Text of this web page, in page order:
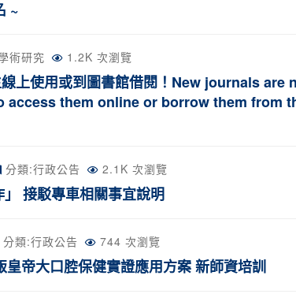
~
術研究 1.2K 次瀏覽
上使用或到圖書館借閱！New journals are
them online or borrow them from
分類:行政公告 2.1K 次瀏覽
接駁專車相關事宜說明
分類:行政公告 744 次瀏覽
皇帝大口腔保健實證應用方案 新師資培訓